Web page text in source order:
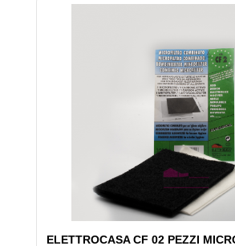
ELETTROCASA CF 02 PEZZI